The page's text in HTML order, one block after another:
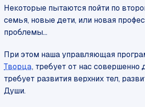
Некоторые пытаются пойти по
семья, новые дети, или новая
проблемы…
При этом наша управляющая
Творца, требует от нас совершенно
требует развития верхних тел,
Души.